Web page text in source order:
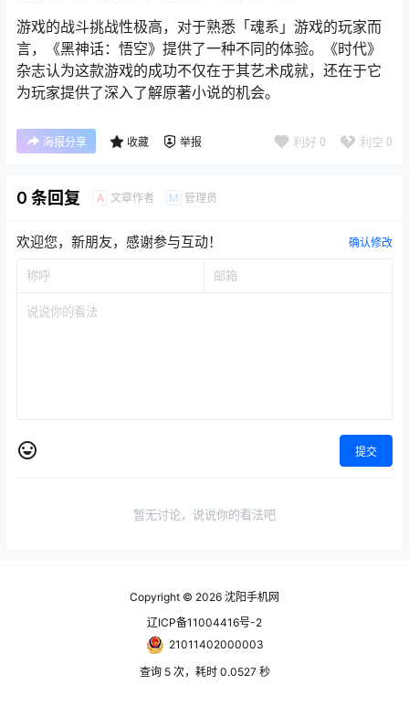
游戏的战斗挑战性极高，对于熟悉「魂系」游戏的玩家而
言，《黑神话：悟空》提供了一种不同的体验。《时代》
杂志认为这款游戏的成功不仅在于其艺术成就，还在于它
为玩家提供了深入了解原著小说的机会。
海报分享 收藏 举报 利好 0 利空 0
0 条回复 A 文章作者 M 管理员
欢迎您，新朋友，感谢参与互动！ 确认修改
提交
暂无讨论，说说你的看法吧
Copyright © 2026 沈阳手机网
辽ICP备11004416号-2
21011402000003
查询 5 次，耗时 0.0527 秒